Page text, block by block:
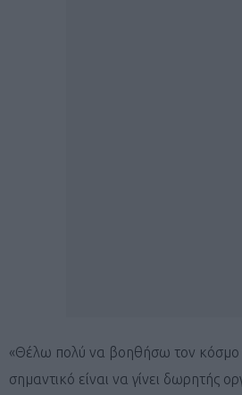
«Θέλω πολύ να βοηθήσω τον κόσμο
σημαντικό είναι να γίνει δωρητής